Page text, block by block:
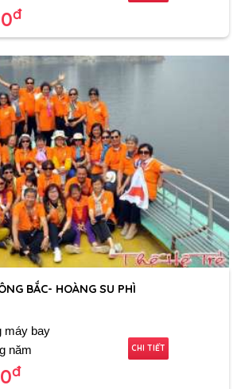
đ
BẮC- HOÀNG SU PHÌ
máy bay
năm
đ
CHI TIẾT